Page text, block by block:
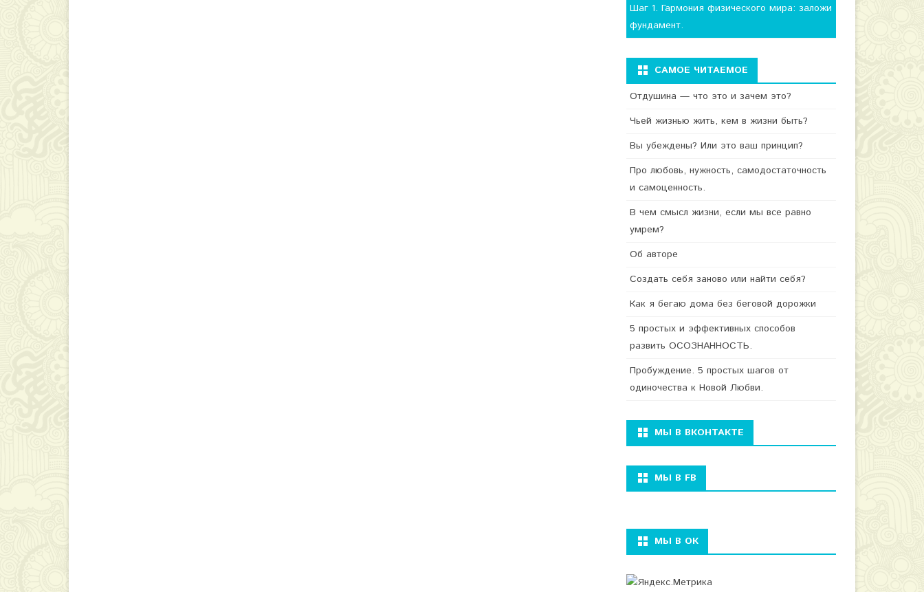
Шаг 1. Гармония физического мира: заложи
фундамент.
САМОЕ ЧИТАЕМОЕ
Отдушина — что это и зачем это?
Чьей жизнью жить, кем в жизни быть?
Вы убеждены? Или это ваш принцип?
Про любовь, нужность, самодостаточность
и самоценность.
В чем смысл жизни, если мы все равно
умрем?
Об авторе
Создать себя заново или найти себя?
Как я бегаю дома без беговой дорожки
5 простых и эффективных способов
развить ОСОЗНАННОСТЬ.
Пробуждение. 5 простых шагов от
одиночества к Новой Любви.
МЫ В ВКОНТАКТЕ
МЫ В FB
МЫ В ОК